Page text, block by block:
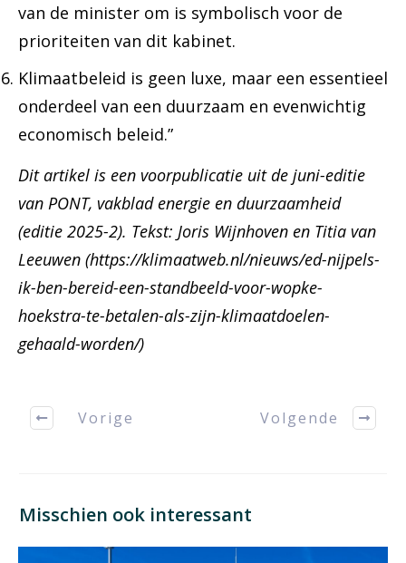
van de minister om is symbolisch voor de
prioriteiten van dit kabinet.
Klimaatbeleid is geen luxe, maar een essentieel
onderdeel van een duurzaam en evenwichtig
economisch beleid.”
Dit artikel is een voorpublicatie uit de juni-editie
van PONT, vakblad energie en duurzaamheid
(editie 2025-2). Tekst: Joris Wijnhoven en Titia van
Leeuwen (https://klimaatweb.nl/nieuws/ed-nijpels-
ik-ben-bereid-een-standbeeld-voor-wopke-
hoekstra-te-betalen-als-zijn-klimaatdoelen-
gehaald-worden/)
Vorige Volgende
Misschien ook interessant